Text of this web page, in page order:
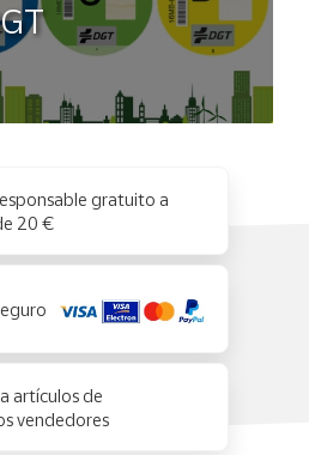
gratuito a
20 €
artículos de
vendedores